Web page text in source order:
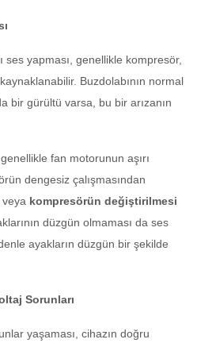
ses yapması, genellikle kompresör,
Buzdolabının normal
bir gürültü varsa, bu bir arızanın
fan motorunun aşırı
dengesiz çalışmasından
veya kompresörün değiştirilmesi
düzgün olmaması da ses
ayakların düzgün bir şekilde
Sorunları
yaşaması, cihazın doğru